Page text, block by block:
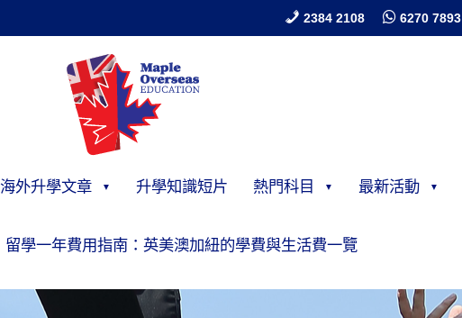
2384 2108 6270 7893
海外升學文章 升學知識短片 熱門科目 最新活動
留學一年費用指南：英美澳加紐的學費與生活費一覽